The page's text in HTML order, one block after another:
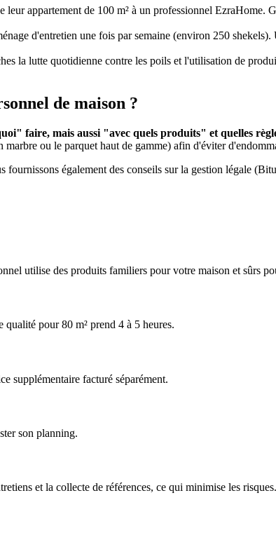
leur appartement de 100 m² à un professionnel EzraHome.
d'entretien une fois par semaine (environ 250
la lutte quotidienne contre les poils et l'utilisation de
de maison ?
faire, mais aussi "avec quels produits" et quelles
ou le parquet haut de gamme) afin d'éviter
également des conseils sur la gestion légale
utilise des produits familiers pour votre maison et sûrs
pour 80 m² prend 4 à 5 heures.
supplémentaire facturé séparément.
son planning.
et la collecte de références, ce qui minimise les risques.